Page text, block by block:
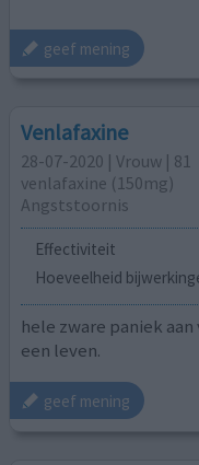
geef mening
Venlafaxine
28-07-2020 | Vrouw | 81
venlafaxine (150mg)
Angststoornis
Effectiviteit
Hoeveelheid
hele zware paniek
een leven.
geef mening